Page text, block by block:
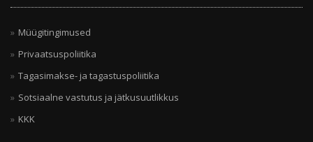
Müügitingimused
Privaatsuspoliitika
Tagasimakse- ja tagastuspoliitika
Sotsiaalne vastutus ja jätkusuutlikkus
KKK